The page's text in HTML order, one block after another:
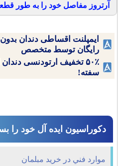
آرتروز مفاصل خود را به طور
ایمپلنت اقساطی دندان
رایگان توسط متخصص
۵۰٪ تخفیف ارتودنسی
سفته!
دکوراسیون ایده آل خود را
موارد فني در خريد مبلمان